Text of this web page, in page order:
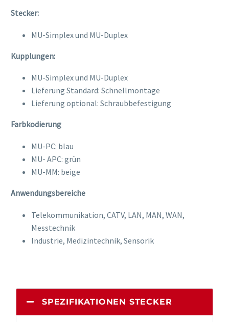
Stecker:
MU-Simplex und MU-Duplex
Kupplungen:
MU-Simplex und MU-Duplex
Lieferung Standard: Schnellmontage
Lieferung optional: Schraubbefestigung
Farbkodierung
MU-PC: blau
MU- APC: grün
MU-MM: beige
Anwendungsbereiche
Telekommunikation, CATV, LAN, MAN, WAN,
Messtechnik
Industrie, Medizintechnik, Sensorik
SPEZIFIKATIONEN STECKER